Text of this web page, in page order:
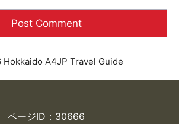
A4JP Travel Guide
ページID：30666